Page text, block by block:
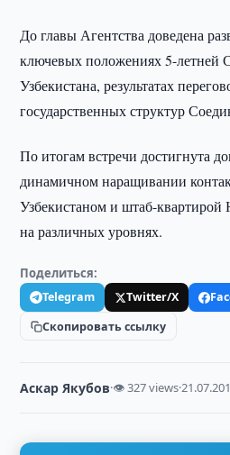
До главы Агентства доведена
ключевых положениях 5-летней
Узбекистана, результатах
государственных структур
По итогам встречи достигнута
динамичном наращивании
Узбекистаном и штаб-
на различных уровнях.
Поделиться:
Telegram Twitter/X
Скопировать ссылку
Аскар Якубов·👁 327 views·